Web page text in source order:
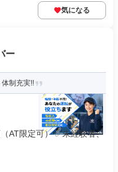
気になる
ー
制充実!!
AT限定可） ✅未経験者、